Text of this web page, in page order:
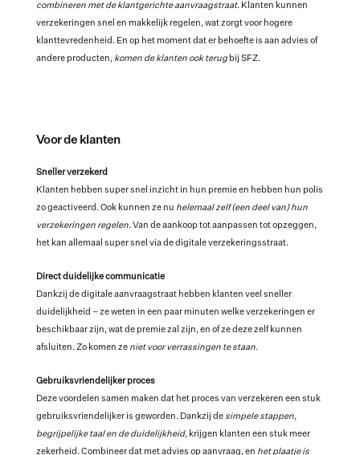
combineren met de klantgerichte aanvraagstraat. Klanten kunnen
verzekeringen snel en makkelijk regelen, wat zorgt voor hogere
klanttevredenheid. En op het moment dat er behoefte is aan advies of
andere producten, komen de klanten ook terug bij SFZ.
Voor de klanten
Sneller verzekerd
Klanten hebben super snel inzicht in hun premie en hebben hun polis
zo geactiveerd. Ook kunnen ze nu helemaal zelf (een deel van) hun
verzekeringen regelen. Van de aankoop tot aanpassen tot opzeggen,
het kan allemaal super snel via de digitale verzekeringsstraat.
Direct duidelijke communicatie
Dankzij de digitale aanvraagstraat hebben klanten veel sneller
duidelijkheid – ze weten in een paar minuten welke verzekeringen er
beschikbaar zijn, wat de premie zal zijn, en of ze deze zelf kunnen
afsluiten. Zo komen ze niet voor verrassingen te staan.
Gebruiksvriendelijker proces
Deze voordelen samen maken dat het proces van verzekeren een stuk
gebruiksvriendelijker is geworden. Dankzij de simpele stappen,
begrijpelijke taal en de duidelijkheid, krijgen klanten een stuk meer
zekerheid. Combineer dat met advies op aanvraag, en het plaatje is